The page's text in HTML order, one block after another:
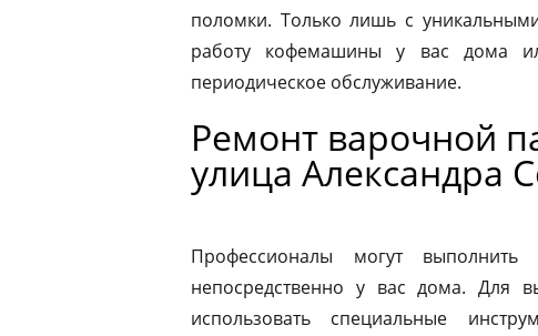
поломки. Только лишь с
работу кофемашины у вас дома
периодическое обслуживание.
Ремонт варочной
улица Александра
Профессионалы могут
непосредственно у вас дома. Для
использовать специальные